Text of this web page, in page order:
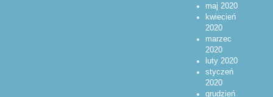
maj 2020
kwiecień
2020
marzec
2020
luty 2020
styczeń
2020
grudzień